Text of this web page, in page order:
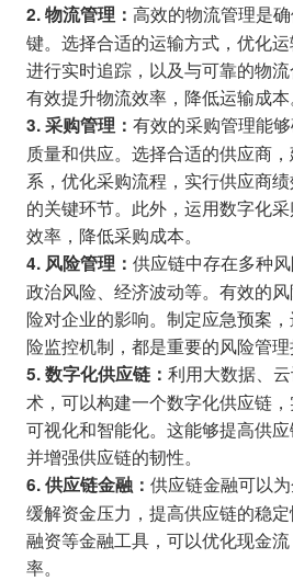
2. 物流管理： 高效的物流管理是
键。选择合适的运输方式，优化
进行实时追踪，以及与可靠的物
有效提升物流效率，降低运输成本
3. 采购管理： 有效的采购管理能
质量和供应。选择合适的供应商
系，优化采购流程，实行供应商
的关键环节。此外，运用数字化
效率，降低采购成本。
4. 风险管理： 供应链中存在多种风
政治风险、经济波动等。有效的
险对企业的影响。制定应急预案
险监控机制，都是重要的风险管理
5. 数字化供应链： 利用大数据、
术，可以构建一个数字化供应链，
可视化和智能化。这能够提高供
并增强供应链的韧性。
6. 供应链金融： 供应链金融可以
缓解资金压力，提高供应链的稳
融资等金融工具，可以优化现金
率。